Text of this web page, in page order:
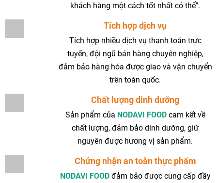
khách hàng một cách tốt nhất có thể".
Tích hợp dịch vụ
Tích hợp nhiều dịch vụ thanh toán trực
tuyến, đội ngũ bán hàng chuyên nghiệp,
đảm bảo hàng hóa được giao và vận chuyển
trên toàn quốc.
Chất lượng dinh dưỡng
Sản phẩm của NODAVI FOODcam kết về
chất lượng, đảm bảo dinh dưỡng, giữ
nguyên được hương vị sản phẩm.
Chứng nhận an toàn thực phẩm
NODAVI FOOD đảm bảo được cung cấp đầy